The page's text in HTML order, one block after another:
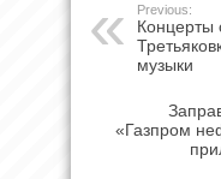
Previous:
Концерты
музыки
«Газпром